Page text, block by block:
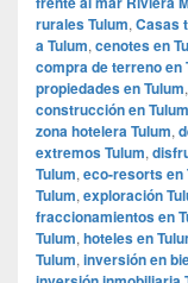
rurales Tulum, Casas
a Tulum, cenotes en
compra de terreno en
propiedades en Tulum,
construcción en Tulum
zona hotelera Tulum,
extremos Tulum,
Tulum, eco-resorts en
Tulum, exploración
fraccionamientos en
Tulum, hoteles en
Tulum, inversión en